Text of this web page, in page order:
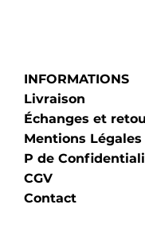
INFORMATIONS
Livraison
Échanges et
Mentions Légales
P de
CGV
Contact